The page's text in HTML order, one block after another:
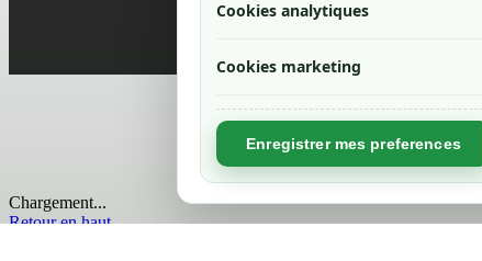
Cookies analytiques
Cookies marketing
Enregistrer mes preferences
Chargement...
Retour en haut